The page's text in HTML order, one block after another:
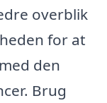
overblik
for at
den
Brug